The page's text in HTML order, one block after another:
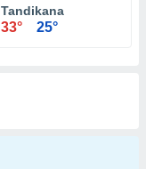
Tandikana
33° 25°